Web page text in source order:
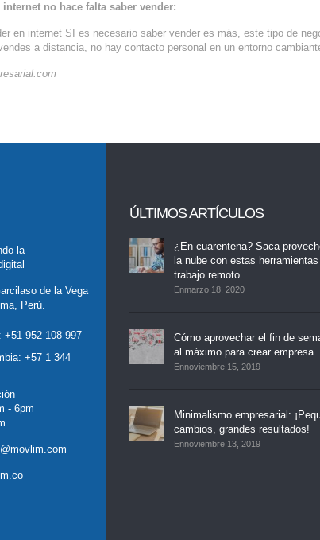
internet no hace falta saber vender:
en internet SI es necesario saber vender es más, este tipo de
a distancia, no hay contacto personal en un entorno
la
de la Vega
Perú.
+51 952 108 997
+57 1 344
- 6pm
ÚLTIMOS ARTÍCULOS
¿En cuarentena? Saca
la nube con estas
trabajo remoto
Enmarzo 18, 2020
Cómo aprovechar el fin de
al máximo para crear empresa
Ennoviembre 15, 2019
Minimalismo empresarial:
cambios, grandes resultados!
Ennoviembre 13, 2019